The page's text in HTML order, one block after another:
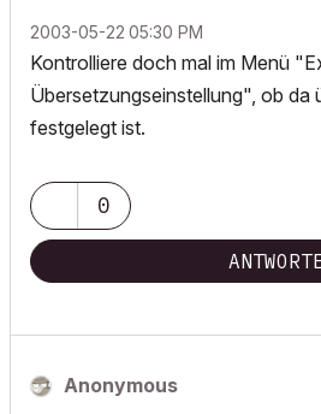
‎2003-05-22 05:30 PM
Kontrolliere doch mal im Menü
Übersetzungseinstellung", ob da
festgelegt ist.
0
Anonymous